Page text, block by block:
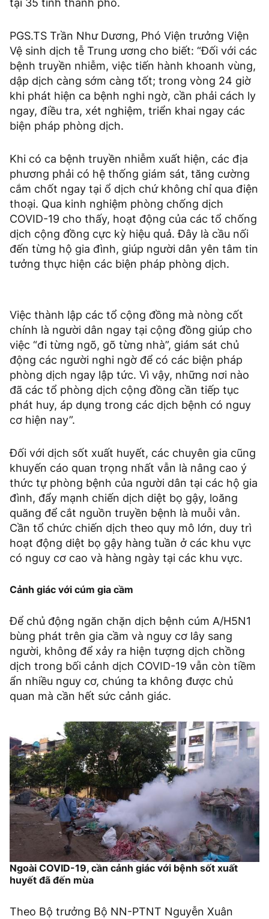
tại 35 tỉnh thành phố.
PGS.TS Trần Như Dương, Phó Viện trưởng Viện
Vệ sinh dịch tễ Trung ương cho biết: “Đối với các
bệnh truyền nhiễm, việc tiến hành khoanh vùng,
dập dịch càng sớm càng tốt; trong vòng 24 giờ
khi phát hiện ca bệnh nghi ngờ, cần phải cách ly
ngay, điều tra, xét nghiệm, triển khai ngay các
biện pháp phòng dịch.
Khi có ca bệnh truyền nhiễm xuất hiện, các địa
phương phải có hệ thống giám sát, tăng cường
cắm chốt ngay tại ổ dịch chứ không chỉ qua điện
thoại. Qua kinh nghiệm phòng chống dịch
COVID-19 cho thấy, hoạt động của các tổ chống
dịch cộng đồng cực kỳ hiệu quả. Đây là cầu nối
đến từng hộ gia đình, giúp người dân yên tâm tin
tưởng thực hiện các biện pháp phòng dịch.
Việc thành lập các tổ cộng đồng mà nòng cốt
chính là người dân ngay tại cộng đồng giúp cho
việc “đi từng ngõ, gõ từng nhà”, giám sát chủ
động các người nghi ngờ để có các biện pháp
phòng dịch ngay lập tức. Vì vậy, những nơi nào
đã các tổ phòng dịch cộng đồng cần tiếp tục
phát huy, áp dụng trong các dịch bệnh có nguy
cơ hiện nay”.
Đối với dịch sốt xuất huyết, các chuyên gia cũng
khuyến cáo quan trọng nhất vẫn là nâng cao ý
thức tự phòng bệnh của người dân tại các hộ gia
đình, đẩy mạnh chiến dịch diệt bọ gậy, loăng
quăng để cắt nguồn truyền bệnh là muỗi vằn.
Cần tổ chức chiến dịch theo quy mô lớn, duy trì
hoạt động diệt bọ gậy hàng tuần ở các khu vực
có nguy cơ cao và hàng ngày tại các khu vực.
Cảnh giác với cúm gia cầm
Để chủ động ngăn chặn dịch bệnh cúm A/H5N1
bùng phát trên gia cầm và nguy cơ lây sang
người, không để xảy ra hiện tượng dịch chồng
dịch trong bối cảnh dịch COVID-19 vẫn còn tiềm
ẩn nhiều nguy cơ, chúng ta không được chủ
quan mà cần hết sức cảnh giác.
Ngoài COVID-19, cần cảnh giác với bệnh sốt xuất
huyết đã đến mùa
Theo Bộ trưởng Bộ NN-PTNT Nguyễn Xuân